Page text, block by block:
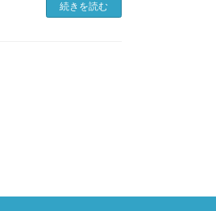
続きを読む